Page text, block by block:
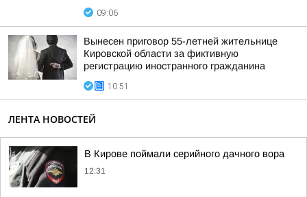
09:06
Вынесен приговор 55-летней жительнице
Кировской области за фиктивную
регистрацию иностранного гражданина
10:51
ЛЕНТА НОВОСТЕЙ
В Кирове поймали серийного дачного вора
12:31